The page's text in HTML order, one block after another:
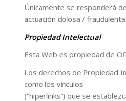
Únicamente se responderá
actuación dolosa / fraudulenta
Propiedad Intelectual
Esta Web es propiedad de
Los derechos de Propiedad
como los vínculos
(“hiperlinks”) que se